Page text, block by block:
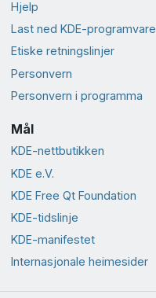
Hjelp
Last ned KDE-programvare
Etiske retningslinjer
Personvern
Personvern i programma
Mål
KDE-nettbutikken
KDE e.V.
KDE Free Qt Foundation
KDE-tidslinje
KDE-manifestet
Internasjonale heimesider